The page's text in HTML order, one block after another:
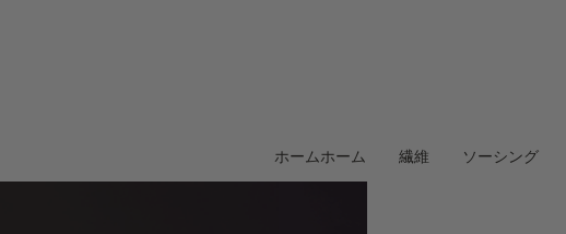
ホームホーム 繊維 ソーシング